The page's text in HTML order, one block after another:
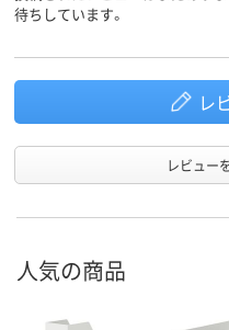
待ちしています。
レ
レビュー
人気の商品